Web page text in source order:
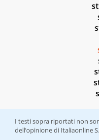
I testi sopra riportati non
dell’opinione di Italiaonline